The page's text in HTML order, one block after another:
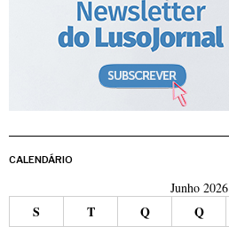
CALENDÁRIO
Junho 2026
S T Q Q